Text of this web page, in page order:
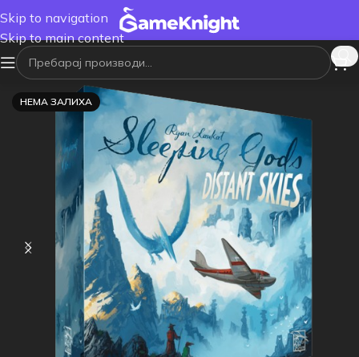
Skip to navigation
Skip to main content
НЕМА ЗАЛИХА